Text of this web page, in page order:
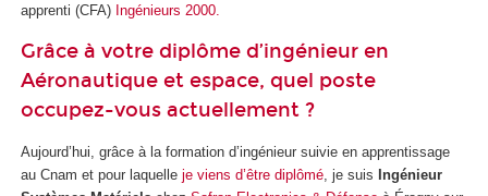
apprenti (CFA) Ingénieurs 2000.
Grâce à votre diplôme d’ingénieur en
Aéronautique et espace, quel poste
occupez-vous actuellement ?
Aujourd’hui, grâce à la formation d’ingénieur suivie en apprentissage
au Cnam et pour laquelle je viens d’être diplômé, je suis Ingénieur